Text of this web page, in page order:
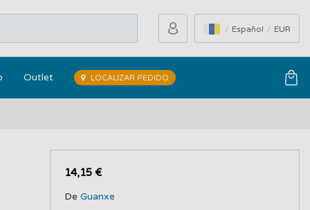
Español EUR
Outlet LOCALIZAR PEDIDO
14,15 €
DeGuanxe